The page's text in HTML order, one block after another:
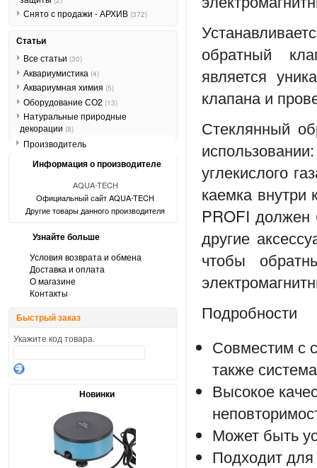
обратный
является
клапана и
Стеклянный
углекислого
каемка
PROFI должен
другие
чтобы
Подробности
Совместим с
также
Высокое
Может быть
Подходит
Снято с продажи - АРХИВ (372)
Статьи
Все статьи (30)
Аквариумистика (4)
Аквариумная химия (5)
Оборудование СО2 (13)
Натуральные природные
декорации (8)
Производитель
Информация о производителе
AQUA-TECH
Официальный сайт AQUA-TECH
Другие товары данного производителя
Узнайте больше
Условия возврата и обмена
Доставка и оплата
О магазине
Контакты
Быстрый заказ
Укажите код товара.
Новинки